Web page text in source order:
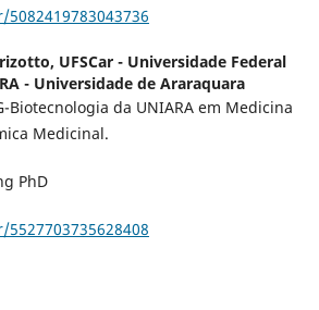
UFSCar - Universidade Federal
- Universidade de Araraquara
Biotecnologia da UNIARA em Medicina
Medicinal.
PhD